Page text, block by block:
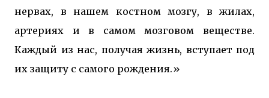
нервах, в нашем костном мозгу, в жилах,
артериях и в самом мозговом веществе.
Каждый из нас, получая жизнь, вступает под
их защиту с самого рождения.»